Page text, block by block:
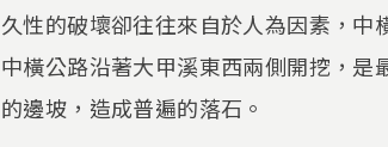
久性的破壞卻往往來自於人為因素，中
中橫公路沿著大甲溪東西兩側開挖，
的邊坡，造成普遍的落石。